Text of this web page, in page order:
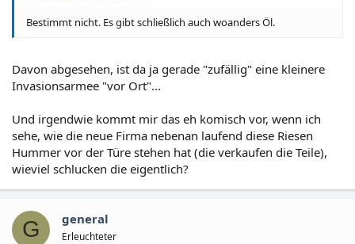
Bestimmt nicht. Es gibt schließlich auch woanders Öl.
Davon abgesehen, ist da ja gerade "zufällig" eine kleinere
Invasionsarmee "vor Ort"...
Und irgendwie kommt mir das eh komisch vor, wenn ich
sehe, wie die neue Firma nebenan laufend diese Riesen
Hummer vor der Türe stehen hat (die verkaufen die Teile),
wieviel schlucken die eigentlich?
G general
Erleuchteter